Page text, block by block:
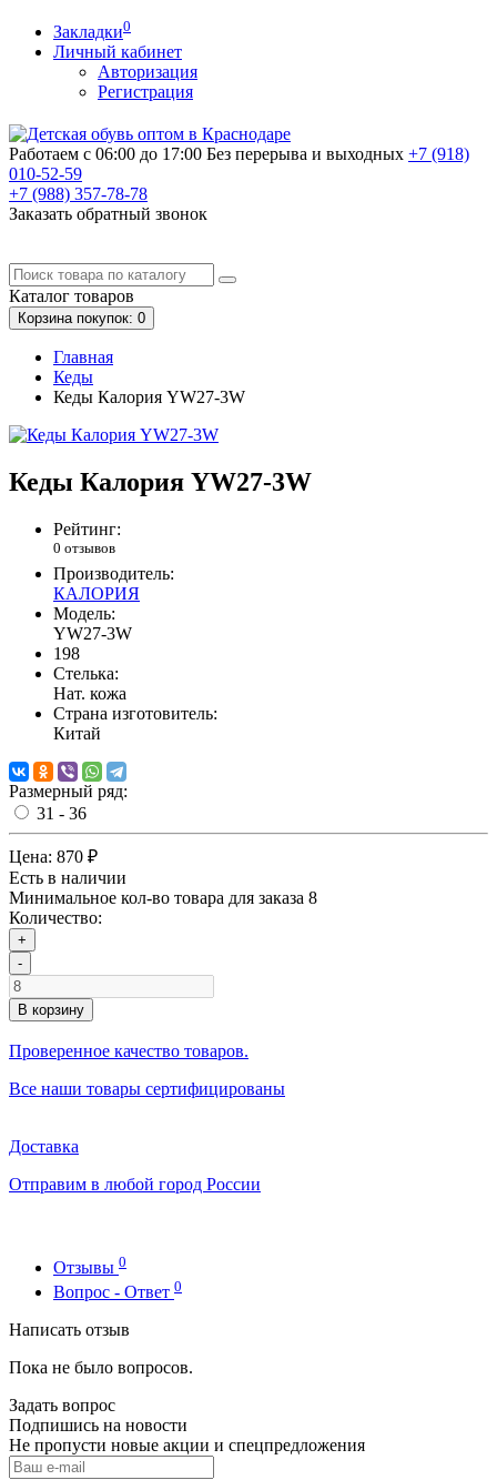
Закладки0
Личный кабинет
Авторизация
Регистрация
Работаем с 06:00 до 17:00 Без перерыва и выходных +7 (918)
010-52-59
+7 (988) 357-78-78
Заказать обратный звонок
Каталог товаров
Корзинапокупок: 0
Главная
Кеды
Кеды Калория YW27-3W
Кеды Калория YW27-3W
Рейтинг:
0 отзывов
Производитель:
КАЛОРИЯ
Модель:
YW27-3W
198
Стелька:
Нат. кожа
Страна изготовитель:
Китай
Размерный ряд:
31 - 36
Цена: 870 ₽
Есть в наличии
Минимальное кол-во товара для заказа 8
Количество:
+
-
В корзину
Проверенное качество товаров.
Все наши товары сертифицированы
Доставка
Отправим в любой город России
Отзывы 0
Вопрос - Ответ 0
Написать отзыв
Пока не было вопросов.
Задать вопрос
Подпишись на новости
Не пропусти новые акции и спецпредложения